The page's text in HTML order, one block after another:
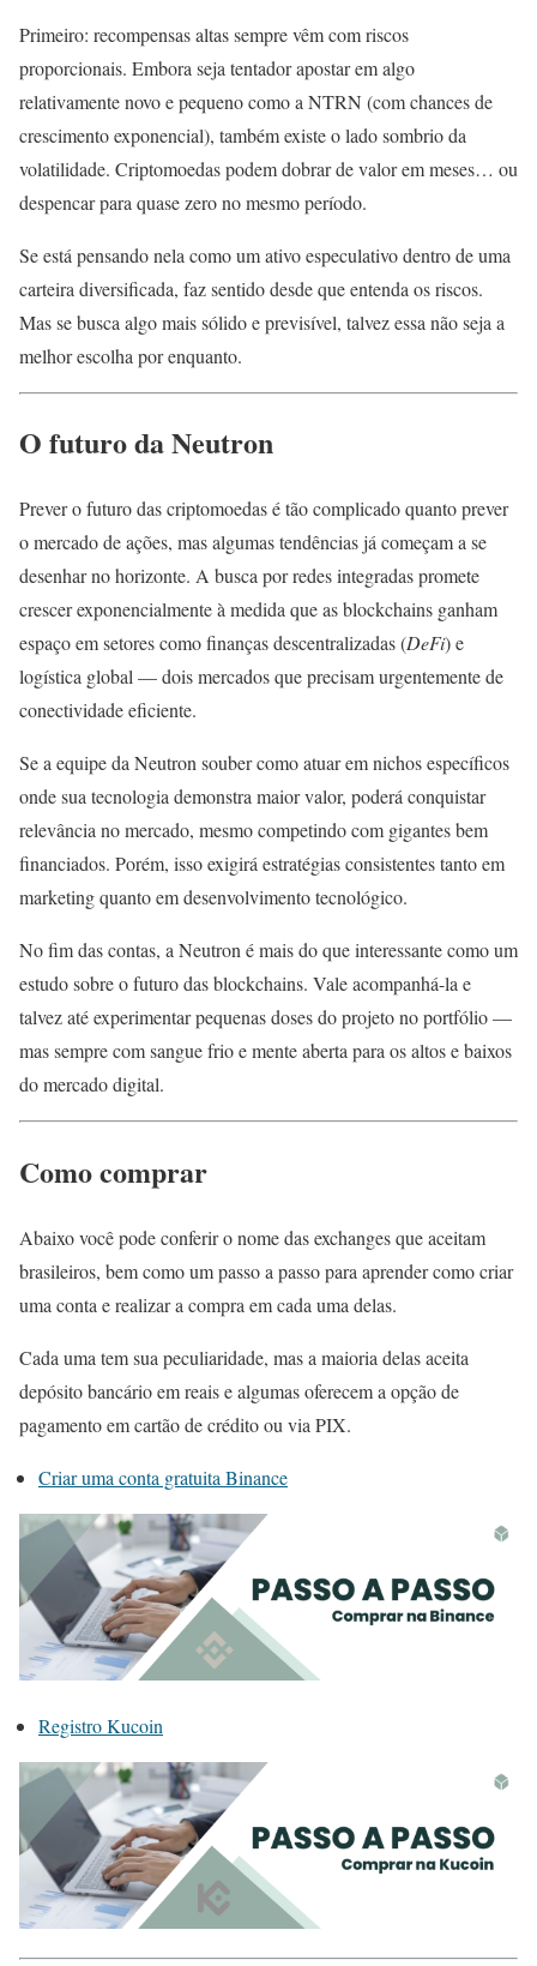
Primeiro: recompensas altas sempre vêm com riscos
proporcionais. Embora seja tentador apostar em algo
relativamente novo e pequeno como a NTRN (com chances de
crescimento exponencial), também existe o lado sombrio da
volatilidade. Criptomoedas podem dobrar de valor em meses… ou
despencar para quase zero no mesmo período.
Se está pensando nela como um ativo especulativo dentro de uma
carteira diversificada, faz sentido desde que entenda os riscos.
Mas se busca algo mais sólido e previsível, talvez essa não seja a
melhor escolha por enquanto.
O futuro da Neutron
Prever o futuro das criptomoedas é tão complicado quanto prever
o mercado de ações, mas algumas tendências já começam a se
desenhar no horizonte. A busca por redes integradas promete
crescer exponencialmente à medida que as blockchains ganham
espaço em setores como finanças descentralizadas (DeFi) e
logística global — dois mercados que precisam urgentemente de
conectividade eficiente.
Se a equipe da Neutron souber como atuar em nichos específicos
onde sua tecnologia demonstra maior valor, poderá conquistar
relevância no mercado, mesmo competindo com gigantes bem
financiados. Porém, isso exigirá estratégias consistentes tanto em
marketing quanto em desenvolvimento tecnológico.
No fim das contas, a Neutron é mais do que interessante como um
estudo sobre o futuro das blockchains. Vale acompanhá-la e
talvez até experimentar pequenas doses do projeto no portfólio —
mas sempre com sangue frio e mente aberta para os altos e baixos
do mercado digital.
Como comprar
Abaixo você pode conferir o nome das exchanges que aceitam
brasileiros, bem como um passo a passo para aprender como criar
uma conta e realizar a compra em cada uma delas.
Cada uma tem sua peculiaridade, mas a maioria delas aceita
depósito bancário em reais e algumas oferecem a opção de
pagamento em cartão de crédito ou via PIX.
Criar uma conta gratuita Binance
Registro Kucoin